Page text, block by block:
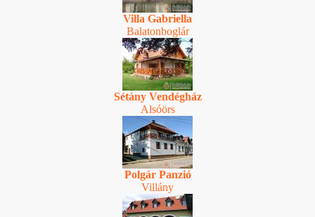
Villa Gabriella
Balatonboglár
Sétány Vendégház
Alsóörs
Polgár Panzió
Villány